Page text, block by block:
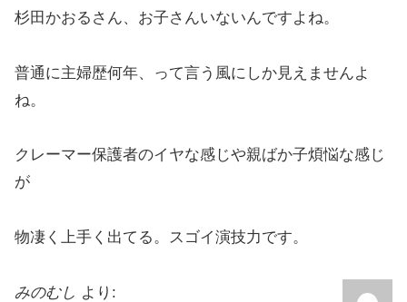
杉田かおるさん、お子さんいないんですよね。
普通に主婦歴何年、って言う風にしか見えませんよ
ね。
クレーマー保護者のイヤな感じや親ばか子煩悩な感じ
が
物凄く上手く出てる。スゴイ演技力です。
みのむし より: